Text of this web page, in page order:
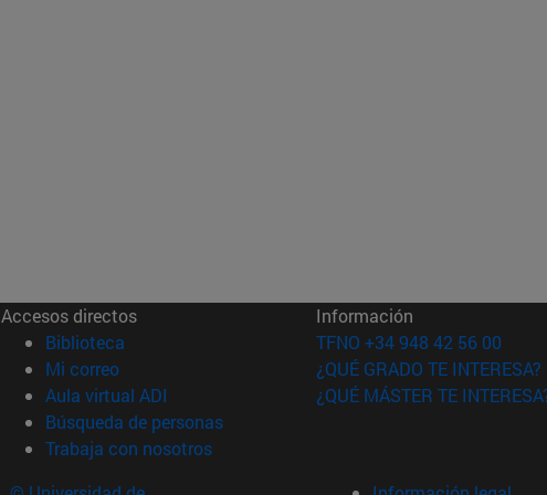
Accesos directos
Biblioteca (abre en nueva ventana)
Mi correo(abre en nueva ventana)
Aula virtual ADI (abre en nueva ventana)
Búsqueda de personas(abre en nueva ventana)
Trabaja con nosotros(abre en nueva ventana)
Información
TFNO +34 948 42 56 00
¿QUÉ GRADO TE INTERESA?
¿QUÉ MÁSTER TE